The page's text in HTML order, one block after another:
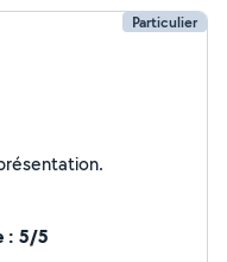
Particulier
pas encore renseigné ma présentation.
: 5/5